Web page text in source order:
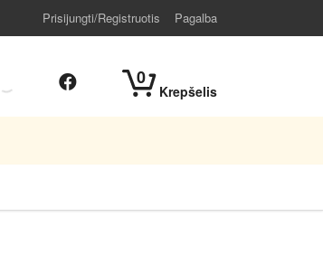
Prisijungti/Registruotis Pagalba
0
Krepšelis